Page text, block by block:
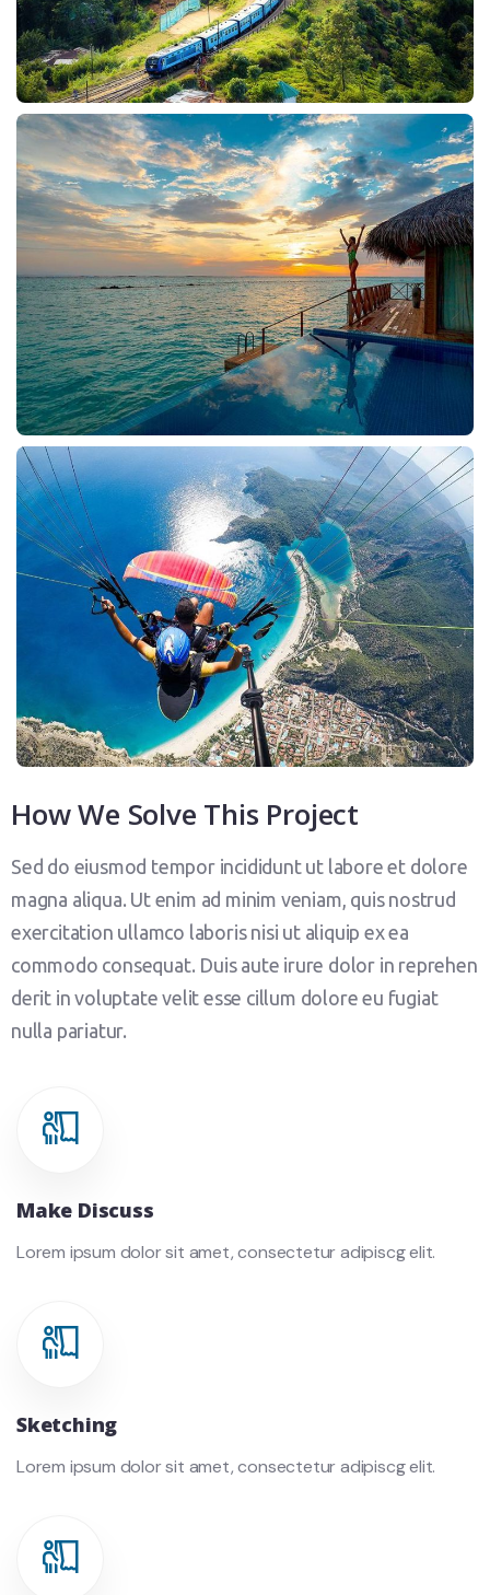
How We Solve This Project
Sed do eiusmod tempor incididunt ut labore et dolore
magna aliqua. Ut enim ad minim veniam, quis nostrud
exercitation ullamco laboris nisi ut aliquip ex ea
commodo consequat. Duis aute irure dolor in reprehen
derit in voluptate velit esse cillum dolore eu fugiat
nulla pariatur.
Make Discuss
Lorem ipsum dolor sit amet, consectetur adipiscg elit.
Sketching
Lorem ipsum dolor sit amet, consectetur adipiscg elit.